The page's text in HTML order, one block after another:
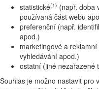
statistické(1) (např. doba
používaná část webu
preferenční (např.
apod.)
marketingové a
vyhledávání apod.)
ostatní (jiné nezařazené
Souhlas je možno nastavit pro